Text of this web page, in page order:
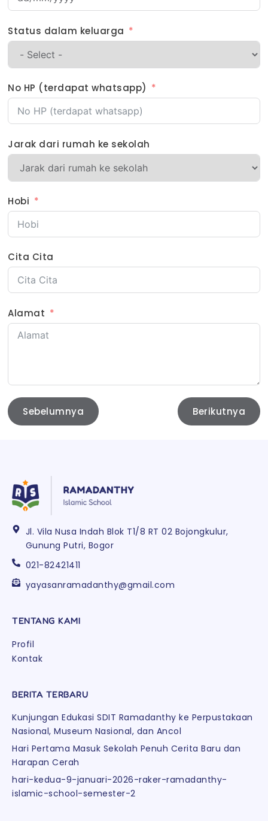
Status dalam keluarga
No HP (terdapat whatsapp)
Jarak dari rumah ke sekolah
Hobi
Cita Cita
Alamat
Sebelumnya Berikutnya
Nama Ayah
NIK Ayah - sesuai dengan kartu keluarga
Status Perwalian Ayah
Status Ayah
Jl. Vila Nusa Indah Blok T1/8 RT 02 Bojongkulur,
Gunung Putri, Bogor
021-82421411
yayasanramadanthy@gmail.com
TENTANG KAMI
Profil
Kontak
BERITA TERBARU
Kunjungan Edukasi SDIT Ramadanthy ke Perpustakaan
Nasional, Museum Nasional, dan Ancol
Hari Pertama Masuk Sekolah Penuh Cerita Baru dan
Harapan Cerah
hari-kedua-9-januari-2026-raker-ramadanthy-
islamic-school-semester-2